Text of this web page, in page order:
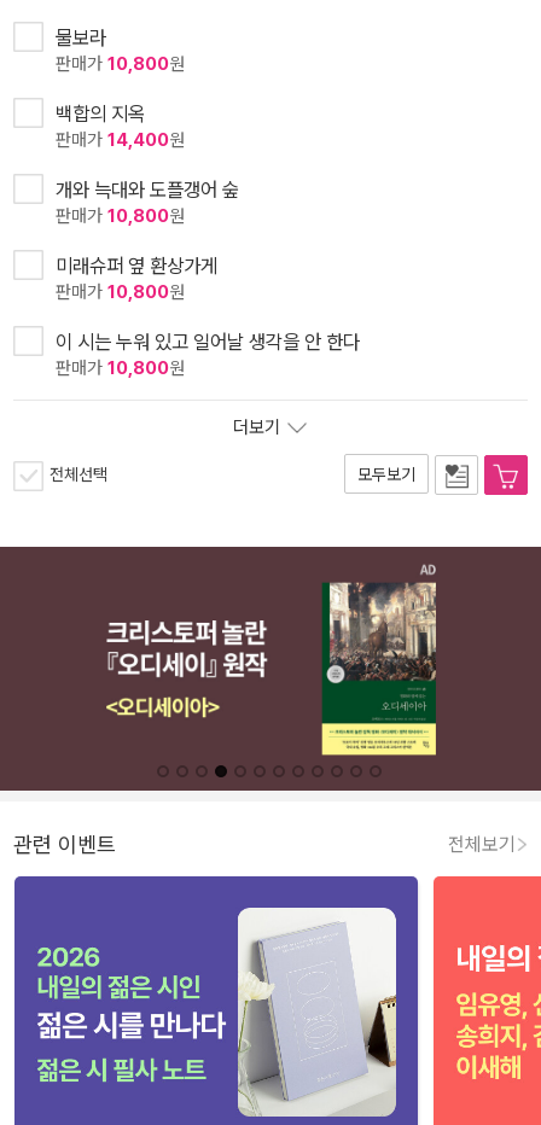
물보라
판매가 10,800원
백합의 지옥
판매가 14,400원
개와 늑대와 도플갱어 숲
판매가 10,800원
미래슈퍼 옆 환상가게
판매가 10,800원
이 시는 누워 있고 일어날 생각을 안 한다
판매가 10,800원
더보기
전체선택 모두보기
관련 이벤트 전체보기